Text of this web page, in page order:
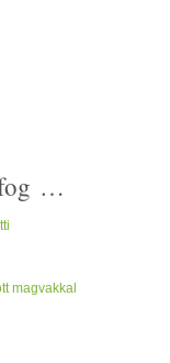
fog …
magvakkal